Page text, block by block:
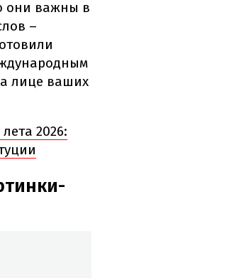
они важны в
–
лице ваших
2026: